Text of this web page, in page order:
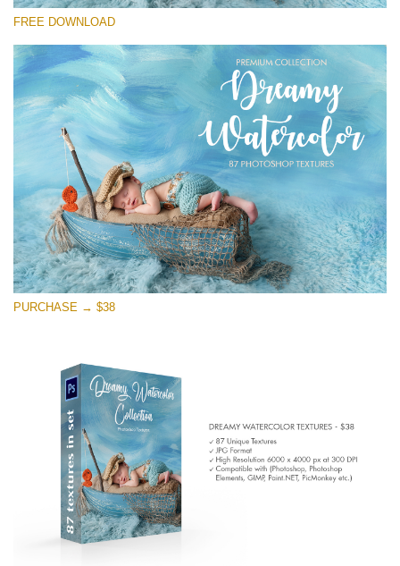
選んでください
Small 800*533px
Dreamy Watercolor
(85 Textures)
Large 6000*4000px
Entire Collection
(1783 Overlays)
Large 6000*4000px
無料ダウンロード
FREE DOWNLOAD
PURCHASE → $38